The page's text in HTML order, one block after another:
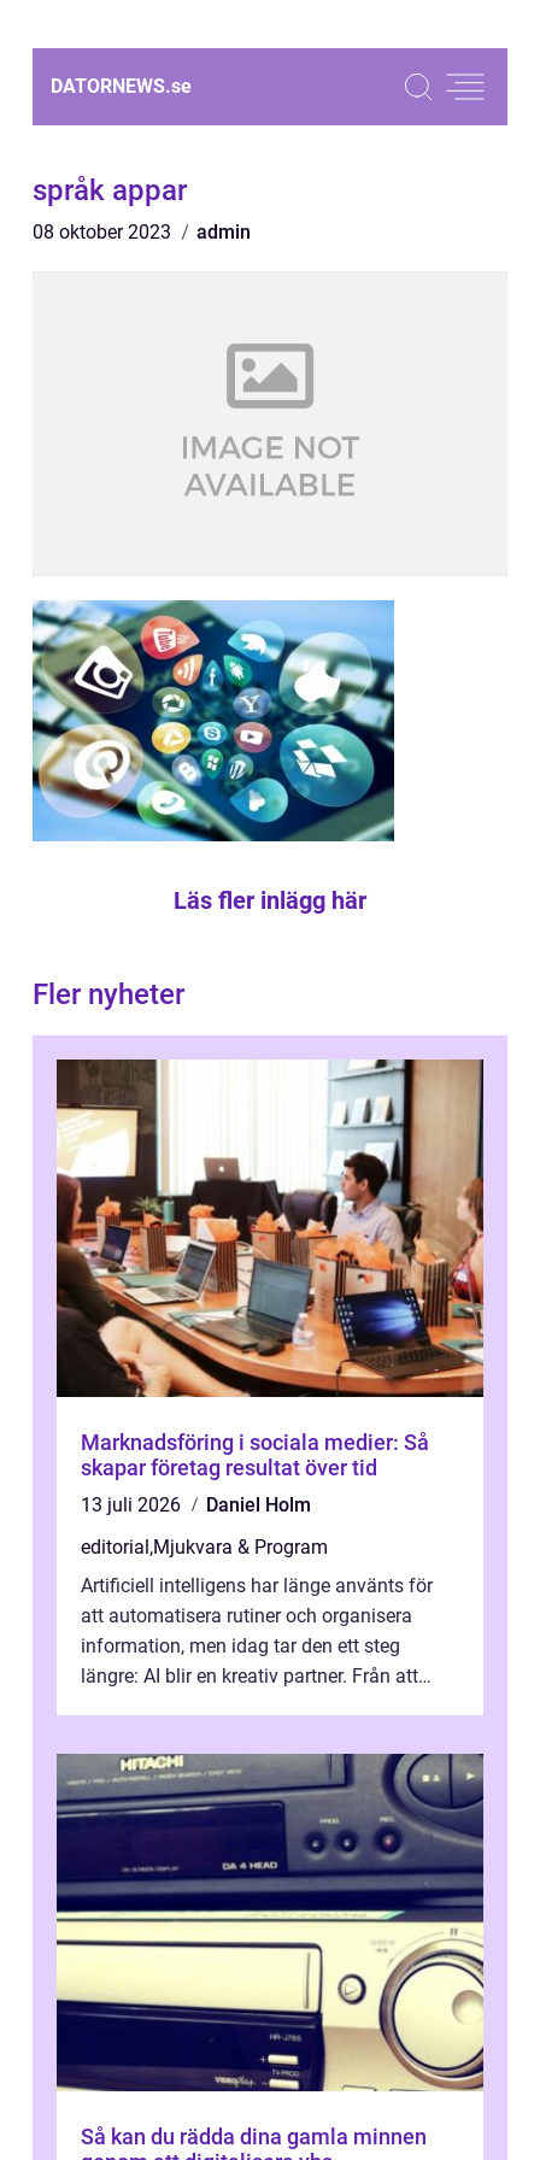
DATORNEWS.se
språk appar
08 oktober 2023 admin
Läs fler inlägg här
Fler nyheter
Marknadsföring i sociala medier: Så
skapar företag resultat över tid
13 juli 2026
Daniel Holm
editorial,Mjukvara & Program
Artificiell intelligens har länge använts för
att automatisera rutiner och organisera
information, men idag tar den ett steg
längre: AI blir en kreativ partner. Från att
Så kan du rädda dina gamla minnen